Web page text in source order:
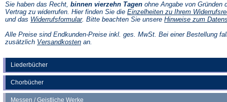
Liederbücher
Chorbücher
Messen / Geistliche Werke
Sie haben das Recht, binnen vierzehn Tagen ohne Angabe von Gründen
Vertrag zu widerrufen. Hier finden Sie die Einzelheiten zu Ihrem
und das Widerrufsformular(Öffnet
einem
neuen
. Bitte beachten Sie unsere Hinweise zum
Alle Preise sind Endkunden-Preise inkl. ges. MwSt. Bei einer Bestellung
zusätzlich Versandkosten(Öffnet
an.